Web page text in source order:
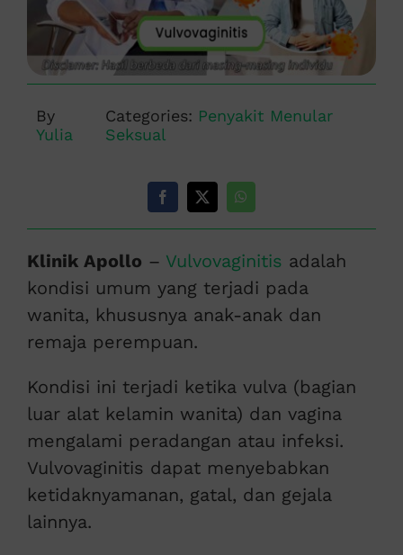
By
Yulia
Categories: Penyakit Menular
Seksual
Klinik Apollo – Vulvovaginitis adalah
kondisi umum yang terjadi pada
wanita, khususnya anak-anak dan
remaja perempuan.
Kondisi ini terjadi ketika vulva (bagian
luar alat kelamin wanita) dan vagina
mengalami peradangan atau infeksi.
Vulvovaginitis dapat menyebabkan
ketidaknyamanan, gatal, dan gejala
lainnya.